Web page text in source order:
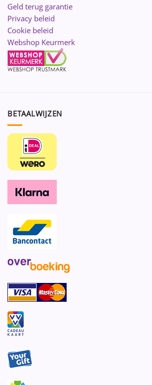
Geld terug garantie
Privacy beleid
Cookie beleid
Webshop Keurmerk
BETAALWIJZEN